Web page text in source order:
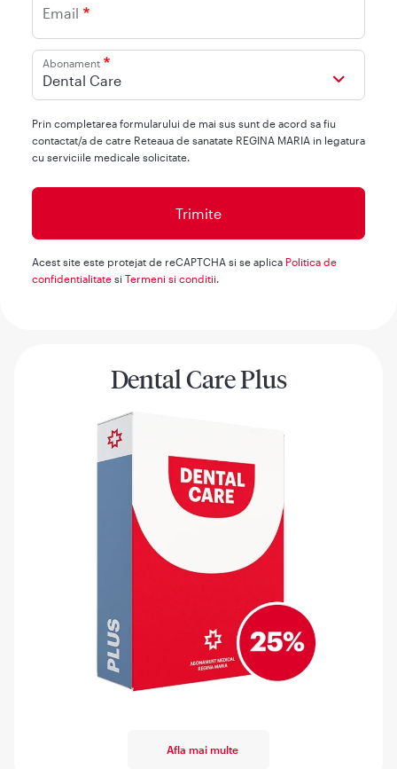
Email
Abonament
Dental Care
Prin completarea formularului de mai sus sunt de acord sa fiu
contactat/a de catre Reteaua de sanatate REGINA MARIA in legatura
cu serviciile medicale solicitate.
Acest site este protejat de reCAPTCHA si se aplica Politica de
confidentialitate si Termeni si conditii.
Dental Care Plus
Afla mai multe